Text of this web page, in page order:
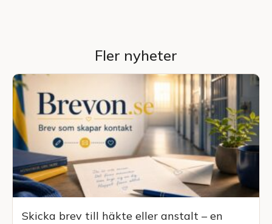
Fler nyheter
Skicka brev till häkte eller anstalt – en